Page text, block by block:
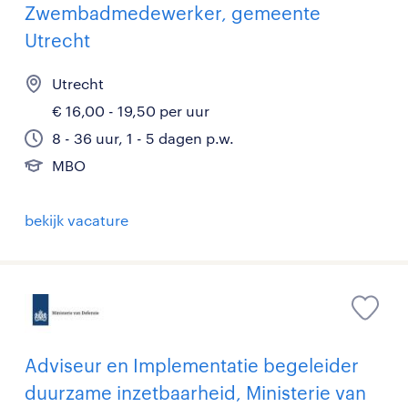
Zwembadmedewerker, gemeente
Utrecht
Utrecht
€ 16,00 - 19,50 per uur
8 - 36 uur, 1 - 5 dagen p.w.
MBO
bekijk vacature
Adviseur en Implementatie begeleider
duurzame inzetbaarheid, Ministerie van